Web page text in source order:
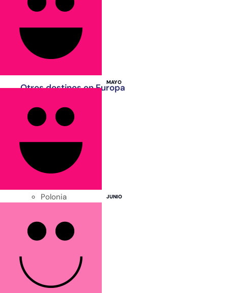
Italia
Portugal
Reino Unido
Otros destinos en Europa
Albania
Bélgica
Eslovenia
Polonia
MAYO
JUNIO